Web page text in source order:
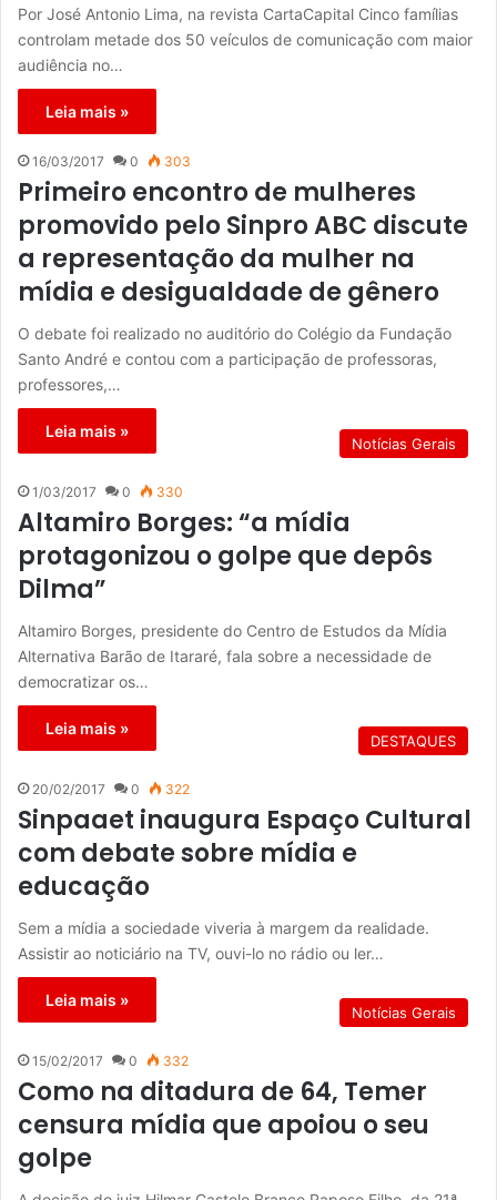
Por José Antonio Lima, na revista CartaCapital Cinco famílias
controlam metade dos 50 veículos de comunicação com maior
audiência no…
Leia mais »
16/03/2017 0 303
Primeiro encontro de mulheres
promovido pelo Sinpro ABC discute
a representação da mulher na
mídia e desigualdade de gênero
O debate foi realizado no auditório do Colégio da Fundação
Santo André e contou com a participação de professoras,
professores,…
Leia mais »
Notícias Gerais
1/03/2017 0 330
Altamiro Borges: “a mídia
protagonizou o golpe que depôs
Dilma”
Altamiro Borges, presidente do Centro de Estudos da Mídia
Alternativa Barão de Itararé, fala sobre a necessidade de
democratizar os…
Leia mais »
DESTAQUES
20/02/2017 0 322
Sinpaaet inaugura Espaço Cultural
com debate sobre mídia e
educação
Sem a mídia a sociedade viveria à margem da realidade.
Assistir ao noticiário na TV, ouvi-lo no rádio ou ler…
Leia mais »
Notícias Gerais
15/02/2017 0 332
Como na ditadura de 64, Temer
censura mídia que apoiou o seu
golpe